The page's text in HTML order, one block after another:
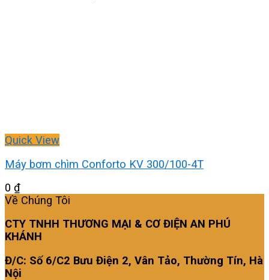
Quick View
Máy bơm chìm Conforto KV 300/100-4T
0 ₫
Về Chúng Tôi
CTY TNHH THƯƠNG MẠI & CƠ ĐIỆN AN PHÚ
KHÁNH
Đ/C: Số 6/C2 Bưu Điện 2, Vân Tảo, Thường Tín, Hà
Nội